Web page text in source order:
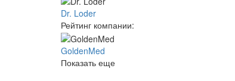
Dr. Loder
Рейтинг компании:
GoldenMed
Показать еще